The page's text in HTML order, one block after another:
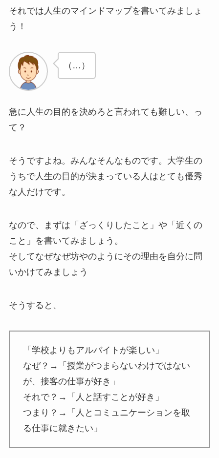
それでは人生のマインドマップを書いてみましょ
う！
（…）
急に人生の目的を決めろと言われても難しい、っ
て？
そうですよね。みんなそんなものです。大学生の
うちで人生の目的が決まっている人はとても優秀
な人だけです。
なので、まずは「ざっくりしたこと」や「近くの
こと」を書いてみましょう。
そしてなぜなぜ坊やのようにその理由を自分に問
いかけてみましょう
そうすると、
「学校よりもアルバイトが楽しい」
なぜ？→「授業がつまらないわけではない
が、接客の仕事が好き」
それで？→「人と話すことが好き」
つまり？→「人とコミュニケーションを取
る仕事に就きたい」